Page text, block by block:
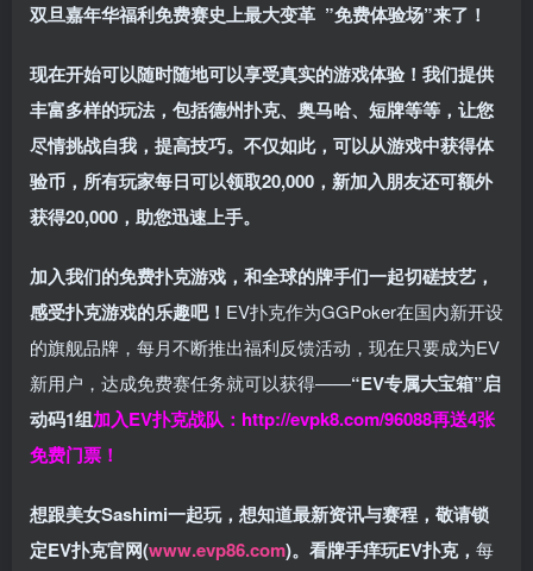
双旦嘉年华福利免费赛史上最大变革 ”免费体验场”来了！
现在开始可以随时随地可以享受真实的游戏体验！我们提供
丰富多样的玩法，包括德州扑克、奥马哈、短牌等等，让您
尽情挑战自我，提高技巧。不仅如此， 可以从游戏中获得体
验币，所有玩家每日可以领取20,000，新加入朋友还可额外
获得20,000，助您迅速上手。
加入我们的免费扑克游戏，和全球的牌手们一起切磋技艺，
感受扑克游戏的乐趣吧！ EV扑克作为GGPoker在国内新开设
的旗舰品牌，每月不断推出福利反馈活动，现在只要成为EV
新用户，达成免费赛任务就可以获得——“EV专属大宝箱”启
动码1组加入EV扑克战队： http://evpk8.com/96088再送4张
免费门票！
想跟美女Sashimi一起玩， 想知道最新资讯与赛程， 敬请锁
定EV扑克官网(www.evp86.com)。 看牌手痒玩EV扑克， 每